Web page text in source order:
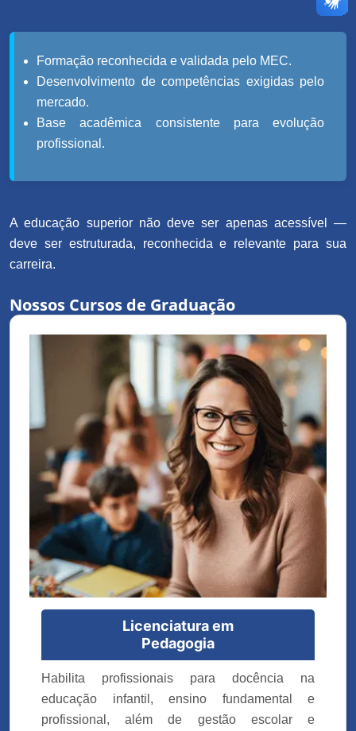
Formação reconhecida e validada pelo MEC.
Desenvolvimento de competências exigidas pelo
mercado.
Base acadêmica consistente para evolução
profissional.
A educação superior não deve ser apenas acessível —
deve ser estruturada, reconhecida e relevante para sua
carreira.
Nossos Cursos de Graduação
Licenciatura em
Pedagogia
Habilita profissionais para docência na
educação infantil, ensino fundamental e
profissional, além de gestão escolar e